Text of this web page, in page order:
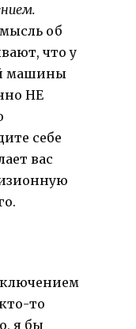
об
что у
машины
НЕ
себе
вас
то
я бы